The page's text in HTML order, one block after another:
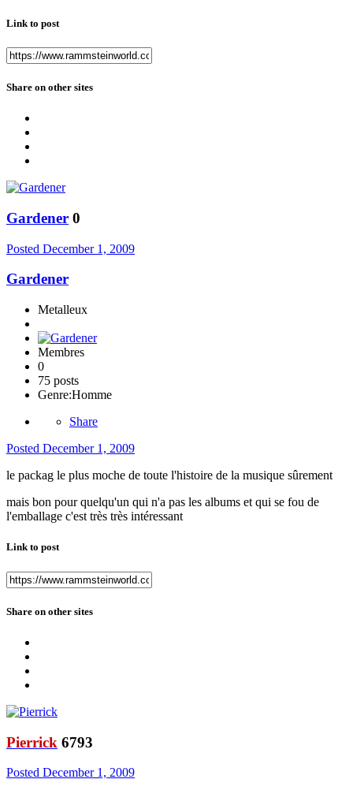
Link to post
Share on other sites
Gardener 0
Posted December 1, 2009
Gardener
Metalleux
Membres
0
75 posts
Genre:Homme
Share
Posted December 1, 2009
le packag le plus moche de toute l'histoire de la musique sûrement
mais bon pour quelqu'un qui n'a pas les albums et qui se fou de
l'emballage c'est très très intéressant
Link to post
Share on other sites
Pierrick 6793
Posted December 1, 2009